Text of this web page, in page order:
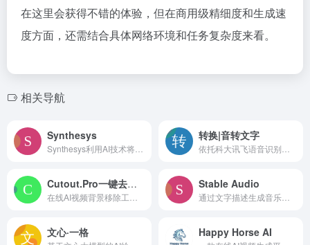
在这里会获得不错的体验，但在商用级精细度和生成速
度方面，还需结合具体网络环境和任务复杂度来看。
相关导航
Synthesys 转换|音转文字
Cutout.Pro一键去除视频背景 Stable Audio
文心·一格 Happy Horse AI